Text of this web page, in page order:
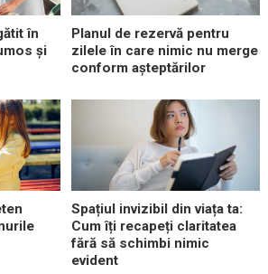
în
și
Planul de rezervă pentru
zilele în care nimic nu merge
conform așteptărilor
Spațiul invizibil din viața ta:
Cum îți recapeți claritatea
fără să schimbi nimic
evident